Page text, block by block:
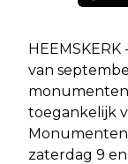
van
toegankelijk
zaterdag 9